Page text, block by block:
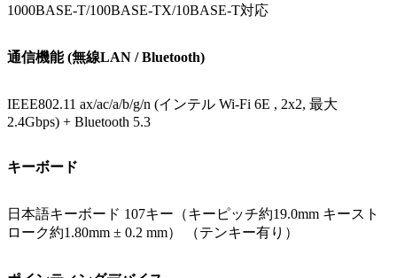
1000BASE-T/100BASE-TX/10BASE-T対応
通信機能 (無線LAN / Bluetooth)
IEEE802.11 ax/ac/a/b/g/n (インテル Wi-Fi 6E , 2x2, 最大
2.4Gbps) + Bluetooth 5.3
キーボード
日本語キーボード 107キー（キーピッチ約19.0mm キースト
ローク約1.80mm ± 0.2 mm） （テンキー有り）